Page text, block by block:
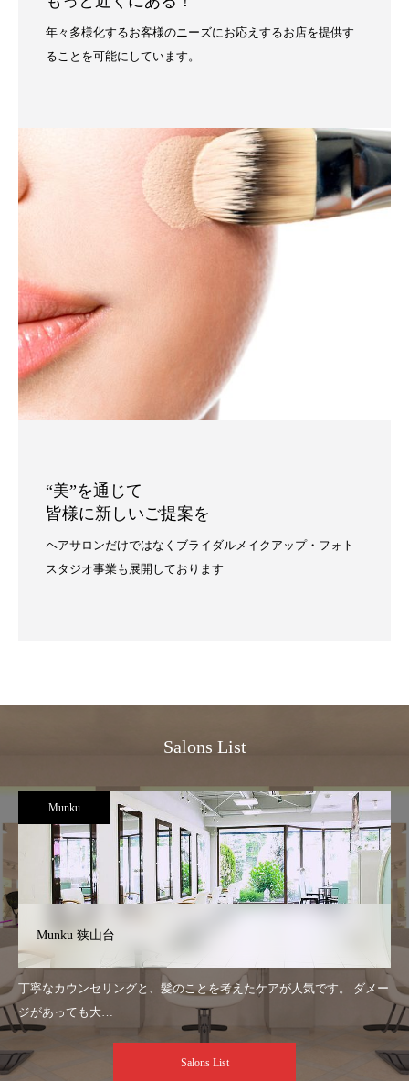
年々多様化するお客様のニーズにお応えするお店を提供す
ることを可能にしています。
“美”を通じて
皆様に新しいご提案を
ヘアサロンだけではなくブライダルメイクアップ・フォト
スタジオ事業も展開しております
Salons List
Munku
Munku 狭山台
丁寧なカウンセリングと、髪のことを考えたケアが人気です。 ダメー
ジがあっても大…
Salons List